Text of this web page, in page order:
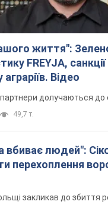
життя":
FREYJA,
Відео
долучаються до
49,7 т.
вбиває людей":
перехоплення
закликав до збиття